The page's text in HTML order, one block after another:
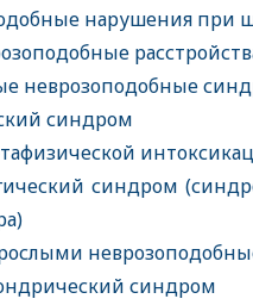
нарушения при
неврозоподобные
синдром
синдром
синдром